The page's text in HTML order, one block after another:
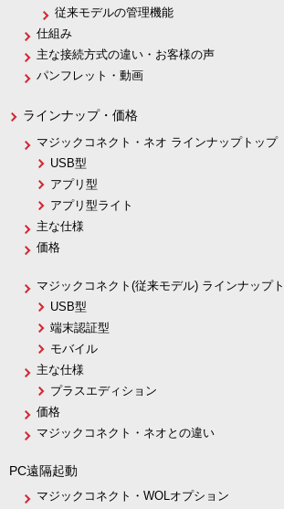
従来モデルの管理機能
仕組み
主な接続方式の違い・お客様の声
パンフレット・動画
ラインナップ・価格
マジックコネクト・ネオ ラインナップトップ
USB型
アプリ型
アプリ型ライト
主な仕様
価格
マジックコネクト(従来モデル) ラインナップ
USB型
端末認証型
モバイル
主な仕様
プラスエディション
価格
マジックコネクト・ネオとの違い
PC遠隔起動
マジックコネクト・WOLオプション